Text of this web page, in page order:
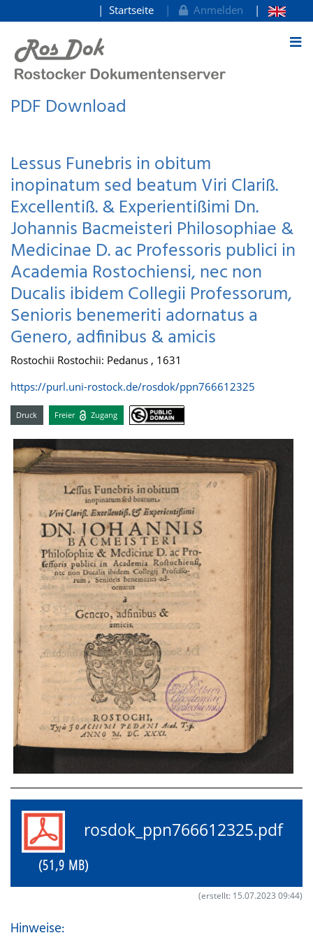
zum Inhalt
Startseite Anmelden
PDF Download
Lessus Funebris in obitum
inopinatum sed beatum Viri Clariß.
Excellentiß. & Experientißimi Dn.
Johannis Bacmeisteri Philosophiae &
Medicinae D. ac Professoris publici in
Academia Rostochiensi, nec non
Ducalis ibidem Collegii Professorum,
Senioris benemeriti adornatus a
Genero, adfinibus & amicis
Rostochii Rostochii: Pedanus , 1631
https://purl.uni-rostock.de/rosdok/ppn766612325
Druck Freier Zugang
rosdok_ppn766612325.pdf
(51,9 MB)
(erstellt: 15.07.2023 09:44)
Hinweise: